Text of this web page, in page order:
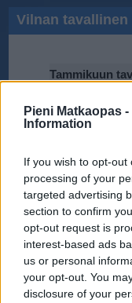
Pieni Matkaopas -
Information
If you wish to opt-
processing of your
targeted advertising
section to confirm
opt-out request is
interest-based ads
us or personal
your opt-out. You
disclosure of your
Vilnan
Tammikuun
2011
2010
-20℃
-10℃
-5℃